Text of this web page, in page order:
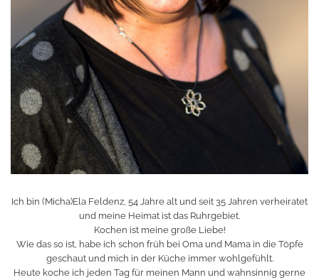
Ich bin (Micha)Ela Feldenz, 54 Jahre alt und seit 35 Jahren verheiratet
und meine Heimat ist das Ruhrgebiet.
Kochen ist meine große Liebe!
Wie das so ist, habe ich schon früh bei Oma und Mama in die Töpfe
geschaut und mich in der Küche immer wohlgefühlt.
Heute koche ich jeden Tag für meinen Mann und wahnsinnig gerne